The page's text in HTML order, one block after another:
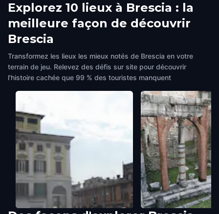
Explorez 10 lieux à Brescia : la
meilleure façon de découvrir
Brescia
Transformez les lieux les mieux notés de Brescia en votre
terrain de jeu. Relevez des défis sur site pour découvrir
l'histoire cachée que 99 % des touristes manquent